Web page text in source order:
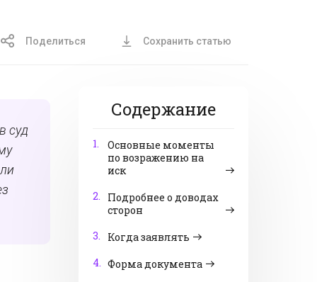
Поделиться Сохранить статью
Содержание
1.
Основные моменты
по возражению на
иск
2.
Подробнее о доводах
сторон
3.
Когда заявлять
4. Форма документа
суд